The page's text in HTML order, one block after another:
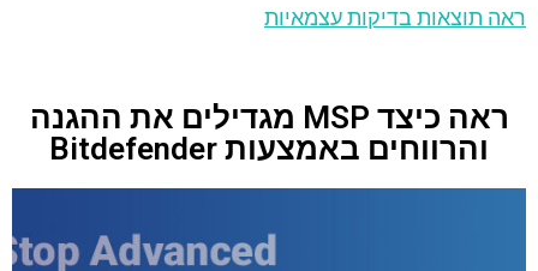
ראה תוצאות בדיקות עצמאיות
ראה כיצד MSP מגדילים את ההגנה
והרווחים באמצעות Bitdefender